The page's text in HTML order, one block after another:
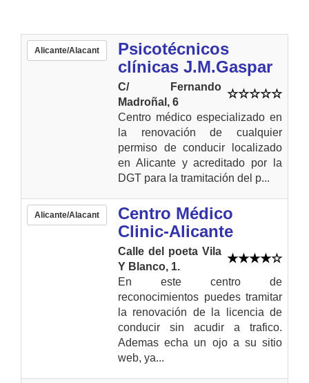
Alicante/Alacant
Psicotécnicos
clínicas J.M.Gaspar
C/ Fernando
Madroñal, 6
Centro médico especializado en
la renovación de cualquier
permiso de conducir localizado
en Alicante y acreditado por la
DGT para la tramitación del p...
Alicante/Alacant
Centro Médico
Clinic-Alicante
Calle del poeta Vila
Y Blanco, 1.
En este centro de
reconocimientos puedes tramitar
la renovación de la licencia de
conducir sin acudir a trafico.
Ademas echa un ojo a su sitio
web, ya...